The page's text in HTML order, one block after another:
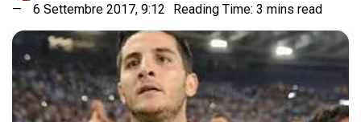
6 Settembre 2017, 9:12
Reading Time: 3 mins read